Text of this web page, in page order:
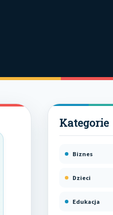
Biznes
Dzieci
Edukacja